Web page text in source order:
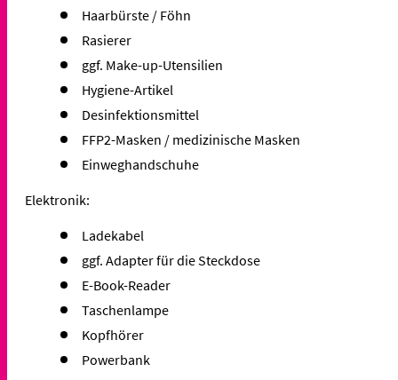
Haarbürste / Föhn
Rasierer
ggf. Make-up-Utensilien
Hygiene-Artikel
Desinfektionsmittel
FFP2-Masken / medizinische Masken
Einweghandschuhe
Elektronik:
Ladekabel
ggf. Adapter für die Steckdose
E-Book-Reader
Taschenlampe
Kopfhörer
Powerbank